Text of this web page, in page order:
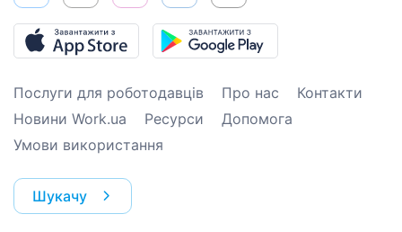
Послуги для роботодавців Про нас
Контакти
Новини Work.ua
Ресурси
Допомога
Умови використання
Шукачу